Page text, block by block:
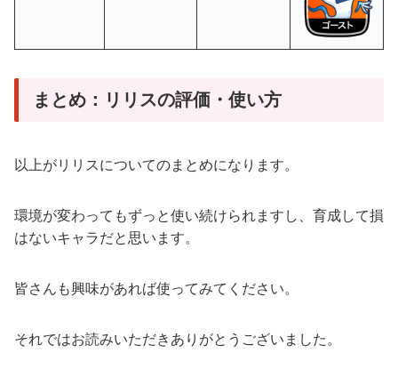
まとめ：リリスの評価・使い方
以上がリリスについてのまとめになります。
環境が変わってもずっと使い続けられますし、育成して損
はないキャラだと思います。
皆さんも興味があれば使ってみてください。
それではお読みいただきありがとうございました。